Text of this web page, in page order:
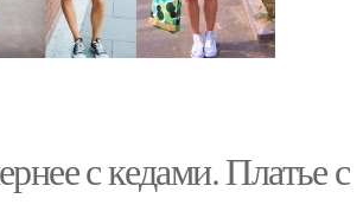
с кедами. Платье с